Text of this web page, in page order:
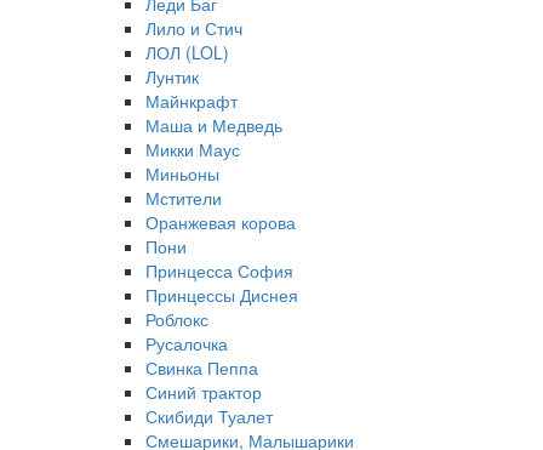
Лило и Стич
ЛОЛ (LOL)
Лунтик
Майнкрафт
Маша и Медведь
Микки Маус
Миньоны
Мстители
Оранжевая корова
Пони
Принцесса София
Принцессы Диснея
Роблокс
Русалочка
Свинка Пеппа
Синий трактор
Скибиди Туалет
Смешарики, Малышарики